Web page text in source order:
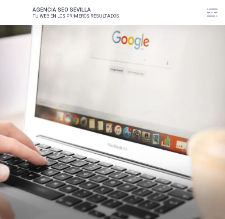
t
AGENCIA SEO SEVILLA
TU WEB EN LOS PRIMEROS RESULTADOS